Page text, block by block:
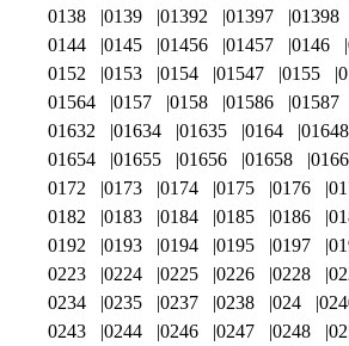
0138
0139 01392 01397 01398
0144
0145 01456 01457 0146
0152
0153 0154 01547 0155
01564
0157 0158 01586 01587
01632
01634 01635 0164 01648
01654
01655 01656 01658 0166
0172
0173 0174 0175 0176
0182
0183 0184 0185 0186
0192
0193 0194 0195 0197
0223
0224 0225 0226 0228
0234
0235 0237 0238 024
0243
0244 0246 0247 0248